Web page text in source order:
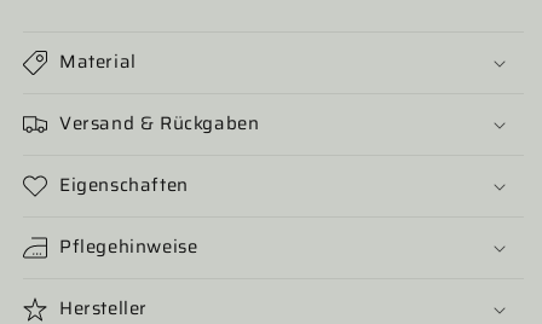
Material
Versand & Rückgaben
Eigenschaften
Pflegehinweise
Hersteller